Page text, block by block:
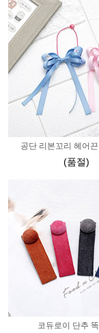
공단 리본꼬리 헤어
(품절)
코듀로이 단추